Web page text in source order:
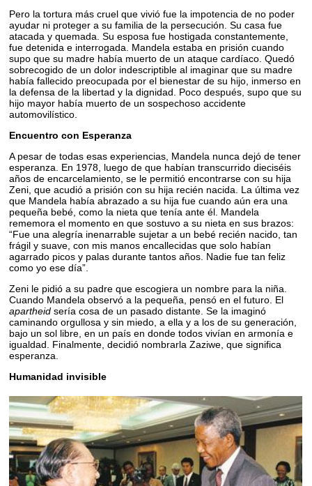
Pero la tortura más cruel que vivió fue la impotencia de no poder
ayudar ni proteger a su familia de la persecución. Su casa fue
atacada y quemada. Su esposa fue hostigada constantemente,
fue detenida e interrogada. Mandela estaba en prisión cuando
supo que su madre había muerto de un ataque cardíaco. Quedó
sobrecogido de un dolor indescriptible al imaginar que su madre
había fallecido preocupada por el bienestar de su hijo, inmerso en
la defensa de la libertad y la dignidad. Poco después, supo que su
hijo mayor había muerto de un sospechoso accidente
automovilístico.
Encuentro con Esperanza
A pesar de todas esas experiencias, Mandela nunca dejó de tener
esperanza. En 1978, luego de que habían transcurrido dieciséis
años de encarcelamiento, se le permitió encontrarse con su hija
Zeni, que acudió a prisión con su hija recién nacida. La última vez
que Mandela había abrazado a su hija fue cuando aún era una
pequeña bebé, como la nieta que tenía ante él. Mandela
rememora el momento en que sostuvo a su nieta en sus brazos:
“Fue una alegría inenarrable sujetar a un bebé recién nacido, tan
frágil y suave, con mis manos encallecidas que solo habían
agarrado picos y palas durante tantos años. Nadie fue tan feliz
como yo ese día”.
Zeni le pidió a su padre que escogiera un nombre para la niña.
Cuando Mandela observó a la pequeña, pensó en el futuro. El
apartheid sería cosa de un pasado distante. Se la imaginó
caminando orgullosa y sin miedo, a ella y a los de su generación,
bajo un sol libre, en un país en donde todos vivían en armonía e
igualdad. Finalmente, decidió nombrarla Zaziwe, que significa
esperanza.
Humanidad invisible